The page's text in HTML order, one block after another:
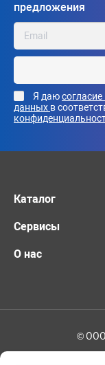
предложения
Я даю
данных в
Каталог
Сервисы
О нас
© ООО